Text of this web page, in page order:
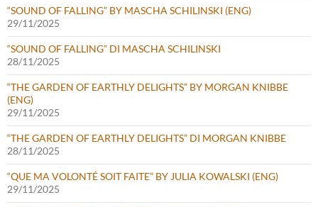
“SOUND OF FALLING” BY MASCHA SCHILINSKI (ENG)
29/11/2025
“SOUND OF FALLING” DI MASCHA SCHILINSKI
28/11/2025
“THE GARDEN OF EARTHLY DELIGHTS” BY MORGAN KNIBBE
(ENG)
29/11/2025
“THE GARDEN OF EARTHLY DELIGHTS” DI MORGAN KNIBBE
28/11/2025
“QUE MA VOLONTÉ SOIT FAITE” BY JULIA KOWALSKI (ENG)
29/11/2025